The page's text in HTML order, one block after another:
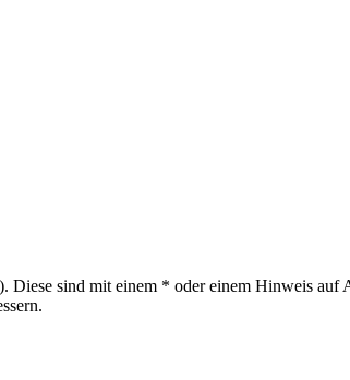
Diese sind mit einem * oder einem Hinweis